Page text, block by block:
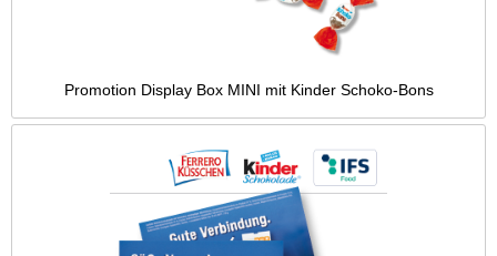
Promotion Display Box MINI mit Kinder Schoko-Bons